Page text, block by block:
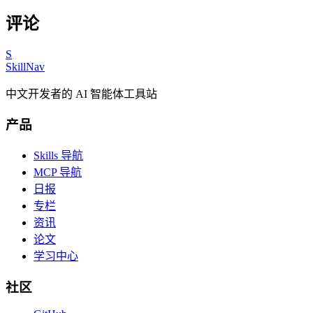
评论
S
SkillNav
中文开发者的 AI 智能体工具站
产品
Skills 导航
MCP 导航
日报
专栏
资讯
论文
学习中心
社区